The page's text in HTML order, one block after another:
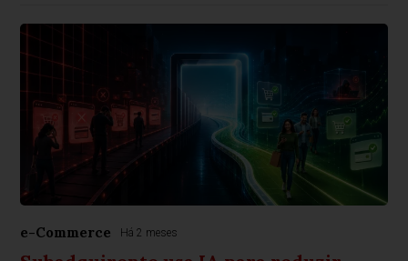
e-Commerce Há 2 meses